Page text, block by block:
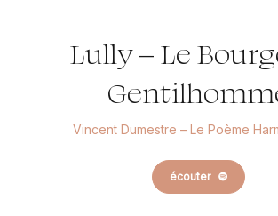
Lully – Le
Vincent Dumestre – Le Poème
écouter